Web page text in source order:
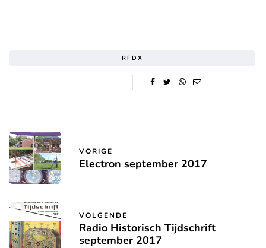
RFDX
VORIGE
Electron september 2017
VOLGENDE
Radio Historisch Tijdschrift
september 2017